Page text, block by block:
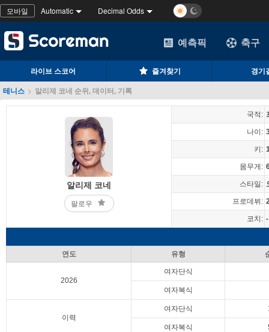
모바일 Automatic Decimal Odds
예측픽 축구
라이브 스코어 즐겨찾기
경기
테니스 > 알리제 코네 순위, 데이터, 기록
알리제 코네
팔로우
국적:
나이:
키:
몸무게:
스타일:
프로데뷔:
코치: -
연도 유형
2026
여자단식
여자복식
이력
여자단식
여자복식